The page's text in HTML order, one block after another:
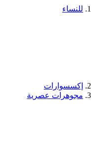
للنساء
إكسسوارات
مجوهرات عصرية